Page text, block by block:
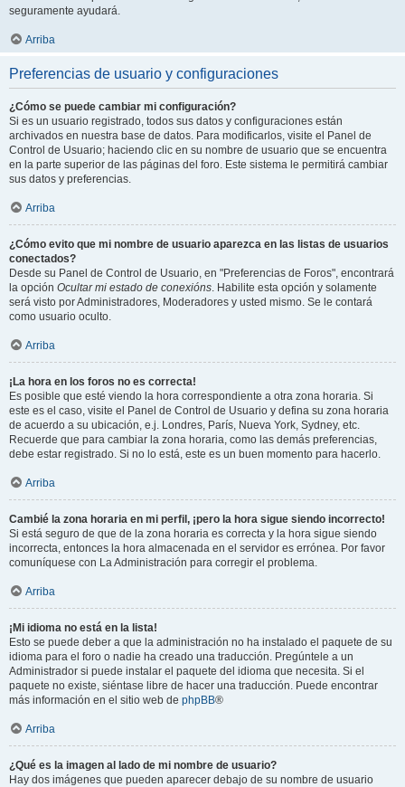
seguramente ayudará.
Arriba
Preferencias de usuario y configuraciones
¿Cómo se puede cambiar mi configuración?
Si es un usuario registrado, todos sus datos y configuraciones están
archivados en nuestra base de datos. Para modificarlos, visite el Panel de
Control de Usuario; haciendo clic en su nombre de usuario que se encuentra
en la parte superior de las páginas del foro. Este sistema le permitirá cambiar
sus datos y preferencias.
Arriba
¿Cómo evito que mi nombre de usuario aparezca en las listas de usuarios
conectados?
Desde su Panel de Control de Usuario, en "Preferencias de Foros", encontrará
la opción Ocultar mi estado de conexións. Habilite esta opción y solamente
será visto por Administradores, Moderadores y usted mismo. Se le contará
como usuario oculto.
Arriba
¡La hora en los foros no es correcta!
Es posible que esté viendo la hora correspondiente a otra zona horaria. Si
este es el caso, visite el Panel de Control de Usuario y defina su zona horaria
de acuerdo a su ubicación, e.j. Londres, París, Nueva York, Sydney, etc.
Recuerde que para cambiar la zona horaria, como las demás preferencias,
debe estar registrado. Si no lo está, este es un buen momento para hacerlo.
Arriba
Cambié la zona horaria en mi perfil, ¡pero la hora sigue siendo incorrecto!
Si está seguro de que de la zona horaria es correcta y la hora sigue siendo
incorrecta, entonces la hora almacenada en el servidor es errónea. Por favor
comuníquese con La Administración para corregir el problema.
Arriba
¡Mi idioma no está en la lista!
Esto se puede deber a que la administración no ha instalado el paquete de su
idioma para el foro o nadie ha creado una traducción. Pregúntele a un
Administrador si puede instalar el paquete del idioma que necesita. Si el
paquete no existe, siéntase libre de hacer una traducción. Puede encontrar
más información en el sitio web de phpBB®
Arriba
¿Qué es la imagen al lado de mi nombre de usuario?
Hay dos imágenes que pueden aparecer debajo de su nombre de usuario